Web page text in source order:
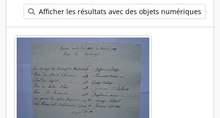
Afficher les résultats avec des objets numériques